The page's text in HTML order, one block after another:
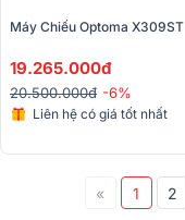
Máy Chiếu Optoma X309ST
19.265.000đ
20.500.000đ -6%
Liên hệ có giá tốt nhất
« 1 2